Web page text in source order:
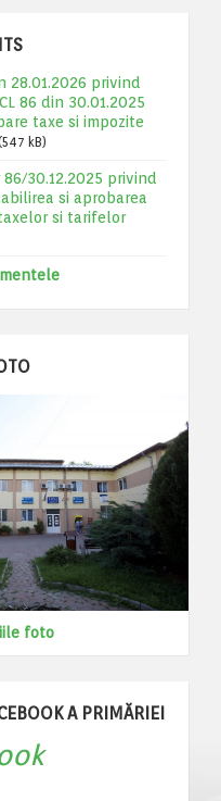
28.01.2026 privind
86 din 30.01.2025
taxe si impozite
kB)
30.12.2025 privind
si aprobarea
si tarifelor
foto
A PRIMĂRIEI